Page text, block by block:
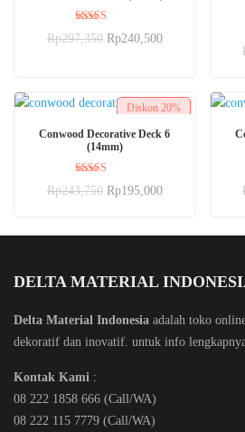
Dinilai
5.00
Rp297,350 Rp240,500
Diskon 20%
BELI SEKARANG
Conwood Decorative Deck 6
(14mm)
Dinilai
5.00
Rp243,750 Rp195,000
DELTA MATERIAL
Delta Material Indonesia adalah toko
dekoratif dan inovatif. untuk info
Kontak Kami :
08 222 1858 666 (Call/WA)
08 222 115 7779 (Call/WA)